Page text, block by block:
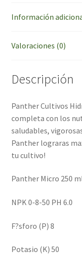
Información
Valoraciones (0)
Descripción
Panther Cultivos
completa con los
saludables,
Panther lograras
tu cultivo!
Panther Micro 250
NPK 0-8-50 PH 6.0
F?sforo (P) 8
Potasio (K) 50